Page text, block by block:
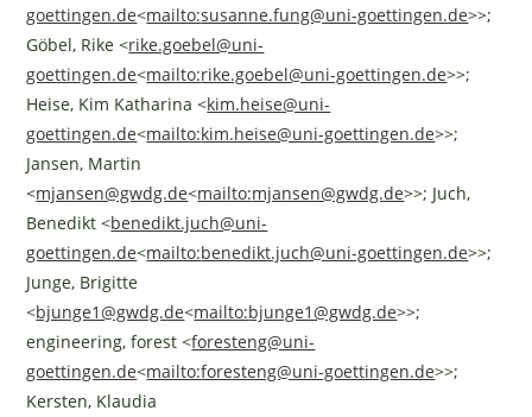
goettingen.de<mailto:susanne.fung@uni-goettingen.de>>;
Göbel, Rike <rike.goebel@uni-
goettingen.de<mailto:rike.goebel@uni-goettingen.de>>;
Heise, Kim Katharina <kim.heise@uni-
goettingen.de<mailto:kim.heise@uni-goettingen.de>>;
Jansen, Martin
<mjansen@gwdg.de<mailto:mjansen@gwdg.de>>; Juch,
Benedikt <benedikt.juch@uni-
goettingen.de<mailto:benedikt.juch@uni-goettingen.de>>;
Junge, Brigitte
<bjunge1@gwdg.de<mailto:bjunge1@gwdg.de>>;
engineering, forest <foresteng@uni-
goettingen.de<mailto:foresteng@uni-goettingen.de>>;
Kersten, Klaudia